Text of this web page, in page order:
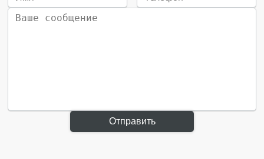
Отправить